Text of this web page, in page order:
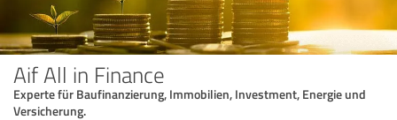
Aif All in Finance
Experte für Baufinanzierung, Immobilien, Investment, Energie und
Versicherung.